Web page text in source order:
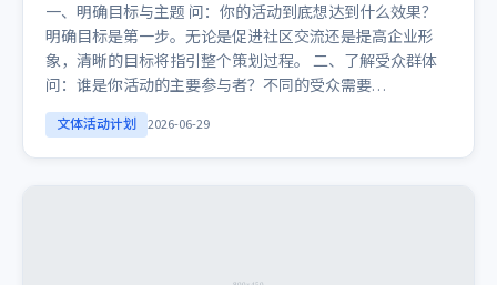
一、明确目标与主题 问：你的活动到底想达到什么效果？
明确目标是第一步。无论是促进社区交流还是提高企业形
象，清晰的目标将指引整个策划过程。 二、了解受众群体
问：谁是你活动的主要参与者？不同的受众需要…
文体活动计划 2026-06-29